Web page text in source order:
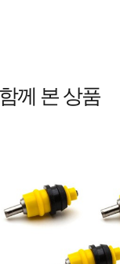
께 본 상품